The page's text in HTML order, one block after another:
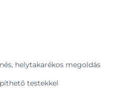
helytakarékos megoldás
testekkel